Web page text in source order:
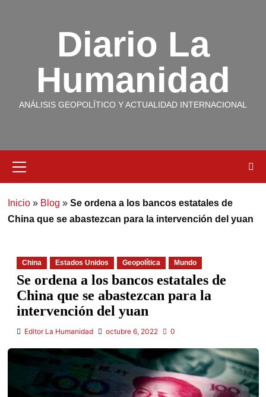
Diario La
Humanidad
ANÁLISIS GEOPOLÍTICO Y ACTUALIDAD INTERNACIONAL
Inicio» Blog » Se ordena a los bancos estatales de
China que se abastezcan para la intervención del yuan
China Estados Unidos Geopolítica Mundo
Se ordena a los bancos estatales de
China que se abastezcan para la
intervención del yuan
Editor La Humanidad octubre 6, 2022 0